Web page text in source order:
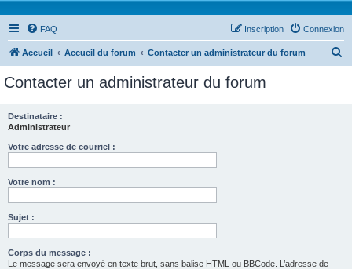
FAQ Connexion
Inscription
Accueil Accueil du forum Contacter un administrateur du forum
Contacter un administrateur du forum
Destinataire :
Administrateur
Votre adresse de courriel :
Votre nom :
Sujet :
Corps du message :
Le message sera envoyé en texte brut, sans balise HTML ou BBCode. L’adresse de